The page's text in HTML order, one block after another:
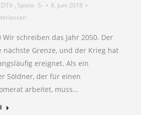
, Spiele -S-
8. Juni 2018
Wir schreiben das Jahr 2050. Der
nächste Grenze, und der Krieg hat
ereignet. Als ein
Söldner, der für einen
arbeitet, muss…